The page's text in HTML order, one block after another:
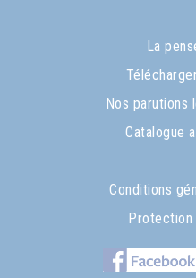
La
Nos parutions
Catalogue
Conditions
Protection